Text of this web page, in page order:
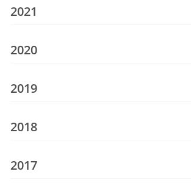
2021
2020
2019
2018
2017